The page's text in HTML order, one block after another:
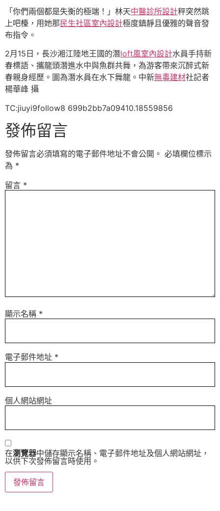
「你們兩個都是失衡的極端！」林天中醫診所設計秤突然跳
上吧檯，用她那民生社區室內設計極度鎮靜且優雅的聲音發
布指令。
2月15日，長沙湘江陸地王國的潛loft風室內設計水員手持新
春標語、攜龍頭潛進水中與魚群共舞，為游客帶來沉醉式新
春親身經歷。圖為潛水員在水下舞龍。中新無毒建材社記者
楊華峰 攝
TC:jiuyi9follow8 699b2bb7a09410.18559856
發佈留言
發佈留言必須填寫的電子郵件地址不會公開。 必填欄位標示
為 *
留言 *
顯示名稱 *
電子郵件地址 *
個人網站網址
在瀏覽器中儲存顯示名稱、電子郵件地址及個人網站網址，
以供下次發佈留言時使用。